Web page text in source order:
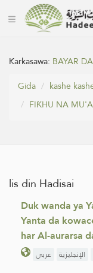
Karkasawa: BAYAR
Gida
kashe
FIƘHU NA
lis din Hadisai
Duk wanda ya
Yanta da
har Al-aurarsa
عربي الإنجليزية